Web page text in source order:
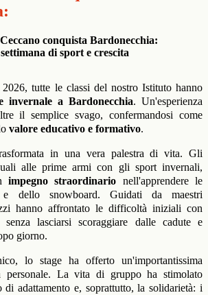
conquista Bardonecchia:
di sport e crescita
tutte le classi del nostro Istituto hanno
invernale a Bardonecchia. Un'esperienza
il semplice svago, confermandosi come
valore educativo e formativo.
in una vera palestra di vita. Gli
alle prime armi con gli sport invernali,
impegno straordinario nell'apprendere le
dello snowboard. Guidati da maestri
hanno affrontato le difficoltà iniziali con
lasciarsi scoraggiare dalle cadute e
giorno.
lo stage ha offerto un'importantissima
personale. La vita di gruppo ha stimolato
adattamento e, soprattutto, la solidarietà: i